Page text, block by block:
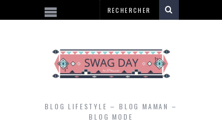
BLOG LIFESTYLE – BLOG MAMAN –
BLOG MODE